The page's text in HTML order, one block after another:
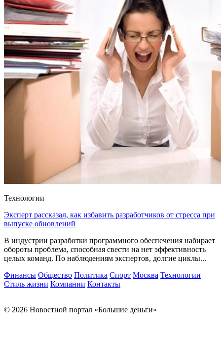
Технологии
Эксперт рассказал, как избавить разработчиков от стресса при
выпуске обновлений
В индустрии разработки программного обеспечения набирает
обороты проблема, способная свести на нет эффективность
целых команд. По наблюдениям экспертов, долгие циклы...
Финансы Общество Политика Спорт Москва Технологии
Стиль жизни Компании Контакты
© 2026 Новостной портал «Большие деньги»